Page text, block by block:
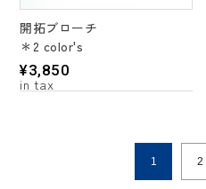
開拓ブローチ
＊2 color's
¥3,850
1 2